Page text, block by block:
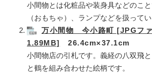
小間物とは化粧品や装身具などのこ
（おもちゃ）、ランプなどを扱ってい
万小間物 今小路町 [JPGフ
1.89MB] 26.4cm×37.1cm
小間物店の引札です。義経の八双飛
と鶴を組み合わせた絵柄です。